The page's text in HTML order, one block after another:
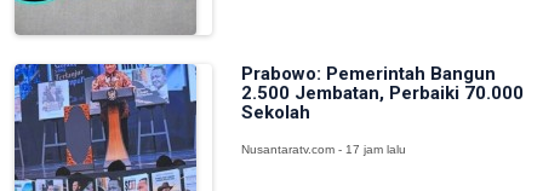
Prabowo: Pemerintah Bangun
2.500 Jembatan, Perbaiki 70.000
Sekolah
Nusantaratv.com - 17 jam lalu